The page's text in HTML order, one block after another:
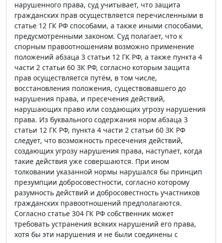
нарушенного права, суд учитывает, что защита
гражданских прав осуществляется перечисленными в
статье 12 ГК РФ способами, а также иными способами,
предусмотренными законом. Суд полагает, что к
спорным правоотношениям возможно применение
положений абзаца 3 статьи 12 ГК РФ, а также пункта 4
части 2 статьи 60 ЗК РФ, согласно которым защита
прав осуществляется путём, в том числе,
восстановления положения, существовавшего до
нарушения права, и пресечения действий,
нарушающих право или создающих угрозу нарушения
права. Из буквального содержания норм абзаца 3
статьи 12 ГК РФ, пункта 4 части 2 статьи 60 ЗК РФ
следует, что возможность пресечения действий,
создающих угрозу нарушения права, наступает, когда
такие действия уже совершаются. При ином
толковании указанной нормы нарушался бы принцип
презумпции добросовестности, согласно которому
разумность действий и добросовестность участников
гражданских правоотношений предполагаются.
Согласно статье 304 ГК РФ собственник может
требовать устранения всяких нарушений его права,
хотя бы эти нарушения и не были соединены с